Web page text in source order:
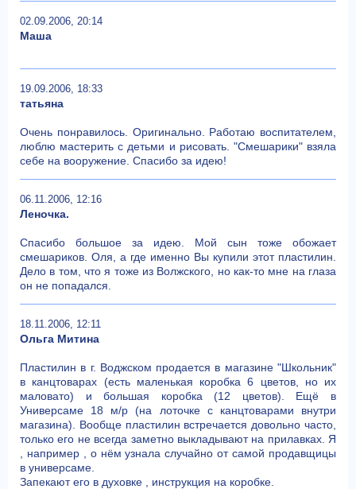
02.09.2006, 20:14
Маша
19.09.2006, 18:33
татьяна
Очень понравилось. Оригинально. Работаю воспитателем,
люблю мастерить с детьми и рисовать. "Смешарики" взяла
себе на вооружение. Спасибо за идею!
06.11.2006, 12:16
Леночка.
Спасибо большое за идею. Мой сын тоже обожает
смешариков. Оля, а где именно Вы купили этот пластилин.
Дело в том, что я тоже из Волжского, но как-то мне на глаза
он не попадался.
18.11.2006, 12:11
Ольга Митина
Пластилин в г. Воджском продается в магазине "Школьник"
в канцтоварах (есть маленькая коробка 6 цветов, но их
маловато) и большая коробка (12 цветов). Ещё в
Универсаме 18 м/р (на лоточке с канцтоварами внутри
магазина). Вообще пластилин встречается довольно часто,
только его не всегда заметно выкладывают на прилавках. Я
, например , о нём узнала случайно от самой продавщицы
в универсаме.
Запекают его в духовке , инструкция на коробке.